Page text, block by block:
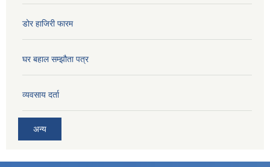
डोर हाजिरी फारम
घर बहाल सम्झौता पत्र
व्यवसाय दर्ता
अन्य